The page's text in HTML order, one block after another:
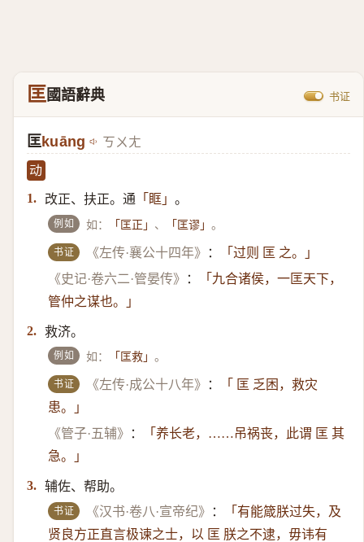
匡國語辭典 书证
匡kuāng ㄎㄨㄤ
动
1.
改正、扶正。通 「眶」 。
例如 如： 「匡正」 、 「匡谬」。
书证 《左传·襄公十四年》 ：
「过则 匡 之。」
《史记·卷六二·管晏传》
：
「九合诸侯，一匡天下，
管仲之谋也。」
2. 救济。
例如 如： 「匡救」。
书证 《左传·成公十八年》 ：
「 匡 乏困，救灾
患。」
《管子·五辅》
：
「养长老，……吊祸丧，此谓 匡 其
急。」
3. 辅佐、帮助。
书证 《汉书·卷八·宣帝纪》 ：
「有能箴朕过失，及
贤良方正直言极谏之士，以 匡 朕之不逮，毋讳有